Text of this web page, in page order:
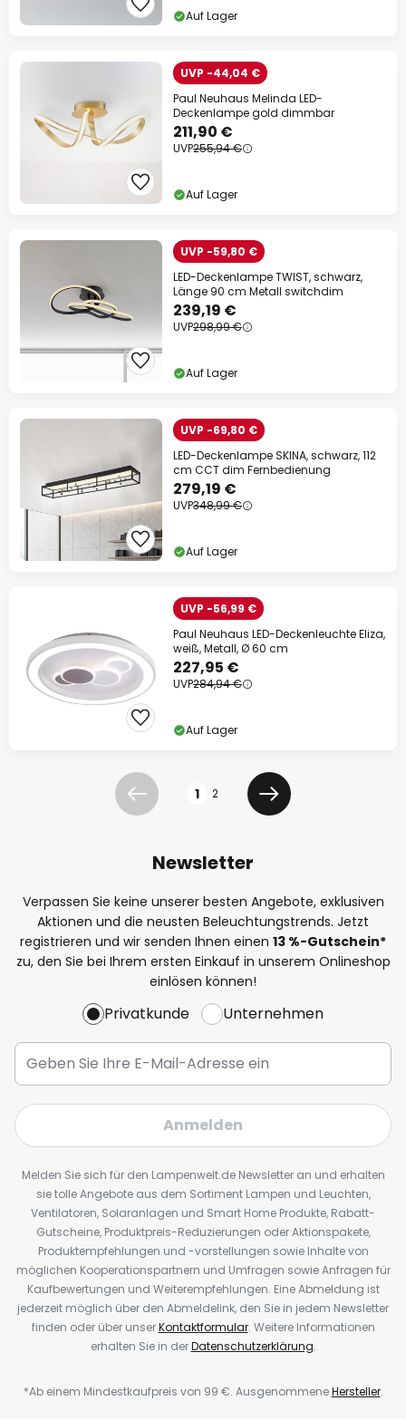
Auf Lager
UVP -44,04 €
Paul Neuhaus Melinda LED-
Deckenlampe gold dimmbar
211,90 €
UVP255,94 €
Auf Lager
UVP -59,80 €
LED-Deckenlampe TWIST, schwarz,
Länge 90 cm Metall switchdim
239,19 €
UVP298,99 €
Auf Lager
UVP -69,80 €
LED-Deckenlampe SKINA, schwarz, 112
cm CCT dim Fernbedienung
279,19 €
UVP348,99 €
Auf Lager
UVP -56,99 €
Paul Neuhaus LED-Deckenleuchte Eliza,
weiß, Metall, Ø 60 cm
227,95 €
UVP284,94 €
Auf Lager
Zurück 1 2
Weiter
Newsletter
Verpassen Sie keine unserer besten Angebote, exklusiven
Aktionen und die neusten Beleuchtungstrends. Jetzt
registrieren und wir senden Ihnen einen 13 %-Gutschein*
zu, den Sie bei Ihrem ersten Einkauf in unserem Onlineshop
einlösen können!
Privatkunde Unternehmen
Anmelden
Melden Sie sich für den Lampenwelt.de Newsletter an und erhalten
sie tolle Angebote aus dem Sortiment Lampen und Leuchten,
Ventilatoren, Solaranlagen und Smart Home Produkte, Rabatt-
Gutscheine, Produktpreis-Reduzierungen oder Aktionspakete,
Produktempfehlungen und -vorstellungen sowie Inhalte von
möglichen Kooperationspartnern und Umfragen sowie Anfragen für
Kaufbewertungen und Weiterempfehlungen. Eine Abmeldung ist
jederzeit möglich über den Abmeldelink, den Sie in jedem Newsletter
finden oder über unserKontaktformular. Weitere Informationen
erhalten Sie in derDatenschutzerklärung.
*Ab einem Mindestkaufpreis von 99 €. AusgenommeneHersteller.